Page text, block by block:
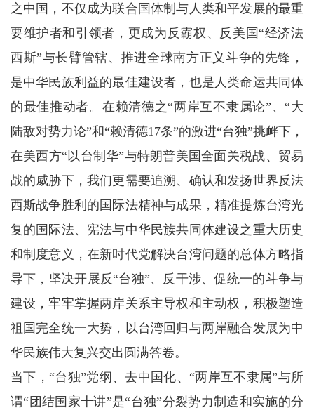
之中国，不仅成为联合国体制与人类和平发展的最重
要维护者和引领者，更成为反霸权、反美国“经济法
西斯”与长臂管辖、推进全球南方正义斗争的先锋，
是中华民族利益的最佳建设者，也是人类命运共同体
的最佳推动者。在赖清德之“两岸互不隶属论”、“大
陆敌对势力论”和“赖清德17条”的激进“台独”挑衅下，
在美西方“以台制华”与特朗普美国全面关税战、贸易
战的威胁下，我们更需要追溯、确认和发扬世界反法
西斯战争胜利的国际法精神与成果，精准提炼台湾光
复的国际法、宪法与中华民族共同体建设之重大历史
和制度意义，在新时代党解决台湾问题的总体方略指
导下，坚决开展反“台独”、反干涉、促统一的斗争与
建设，牢牢掌握两岸关系主导权和主动权，积极塑造
祖国完全统一大势，以台湾回归与两岸融合发展为中
华民族伟大复兴交出圆满答卷。
当下，“台独”党纲、去中国化、“两岸互不隶属”与所
谓“团结国家十讲”是“台独”分裂势力制造和实施的分